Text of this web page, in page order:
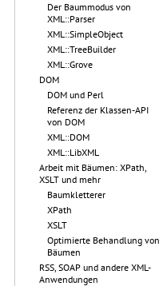
Der Baummodus von
XML::Parser
XML::SimpleObject
XML::TreeBuilder
XML::Grove
DOM
DOM und Perl
Referenz der Klassen-API
von DOM
XML::DOM
XML::LibXML
Arbeit mit Bäumen: XPath,
XSLT und mehr
Baumkletterer
XPath
XSLT
Optimierte Behandlung von
Bäumen
RSS, SOAP und andere XML-
Anwendungen